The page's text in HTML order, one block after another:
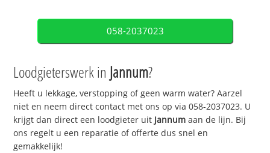
058-2037023
Loodgieterswerk in Jannum?
Heeft u lekkage, verstopping of geen warm water? Aarzel
niet en neem direct contact met ons op via 058-2037023. U
krijgt dan direct een loodgieter uit Jannum aan de lijn. Bij
ons regelt u een reparatie of offerte dus snel en
gemakkelijk!